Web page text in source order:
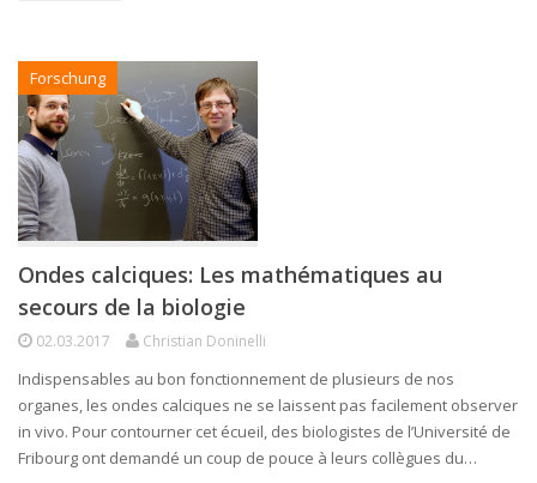
Forschung
Ondes calciques: Les mathématiques au
secours de la biologie
02.03.2017 Christian Doninelli
Indispensables au bon fonctionnement de plusieurs de nos
organes, les ondes calciques ne se laissent pas facilement observer
in vivo. Pour contourner cet écueil, des biologistes de l’Université de
Fribourg ont demandé un coup de pouce à leurs collègues du…